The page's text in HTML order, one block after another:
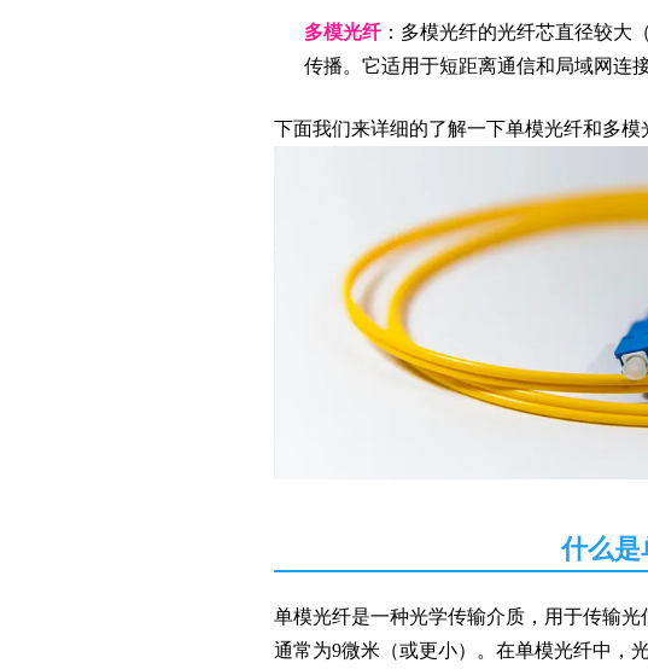
多模光纤：多模光纤的光纤芯直径较大
传播。它适用于短距离通信和局域网连
下面我们来详细的了解一下单模光纤和多模
什么是
单模光纤是一种光学传输介质，用于传输
通常为9微米（或更小）。在单模光纤中，